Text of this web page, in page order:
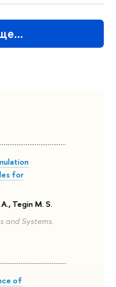
for
Tegin M. S.
and Systems.
of